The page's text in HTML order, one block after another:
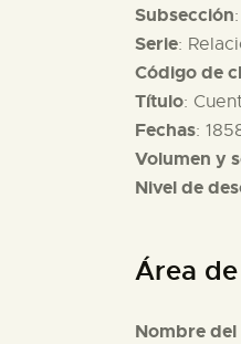
Subsección:
Serie:
Código de
Título:
Fechas:
Volumen y
Nivel de
Área
Nombre